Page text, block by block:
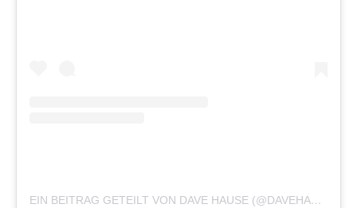
EIN BEITRAG GETEILT VON DAVE HAUSE (@DAVEHAUSE)